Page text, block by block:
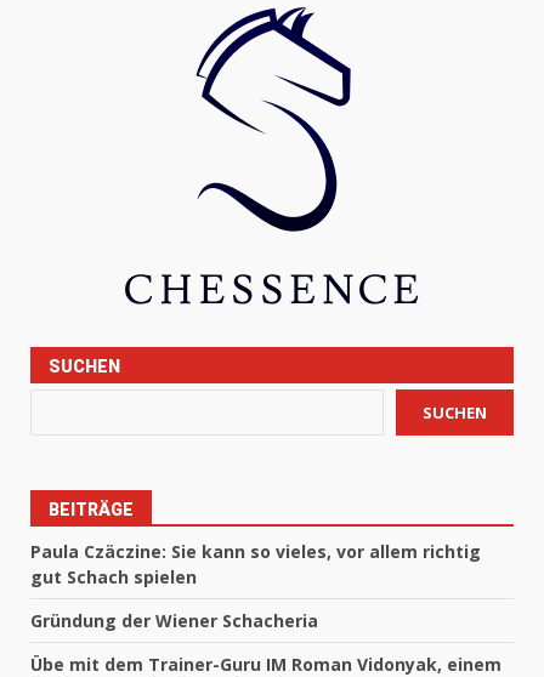
SUCHEN
SUCHEN
BEITRÄGE
Paula Czäczine: Sie kann so vieles, vor allem richtig
gut Schach spielen
Gründung der Wiener Schacheria
Übe mit dem Trainer-Guru IM Roman Vidonyak, einem